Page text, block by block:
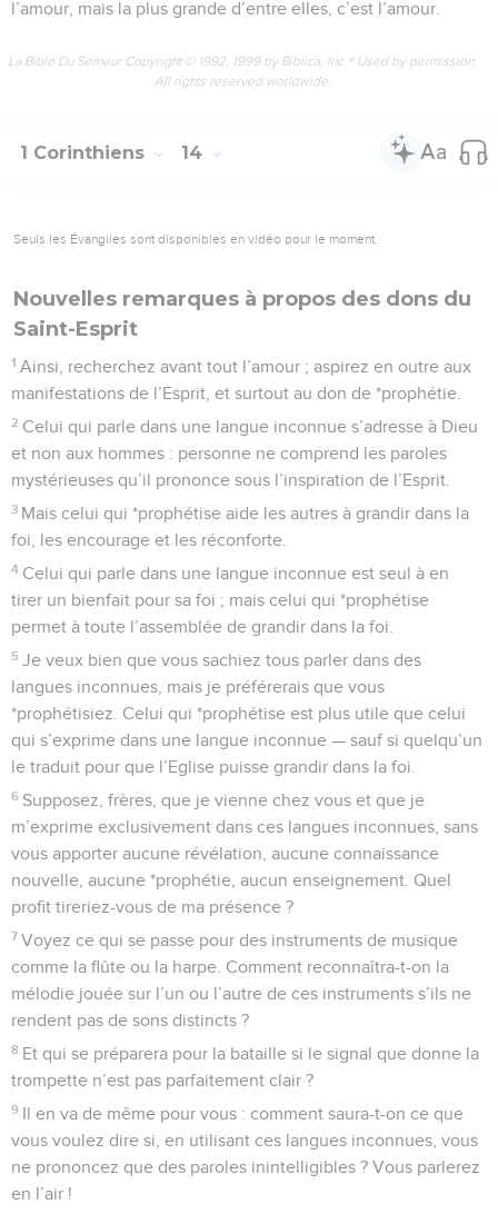
l’amour, mais la plus grande d’entre elles, c’est l’amour.
La Bible Du Semeur Copyright © 1992, 1999 by Biblica, Inc.® Used by permission.
All rights reserved worldwide.
1 Corinthiens 14
Seuls les Évangiles sont disponibles en vidéo pour le moment.
Nouvelles remarques à propos des dons du
Saint-Esprit
1 Ainsi, recherchez avant tout l’amour ; aspirez en outre aux
manifestations de l’Esprit, et surtout au don de *prophétie.
2 Celui qui parle dans une langue inconnue s’adresse à Dieu
et non aux hommes : personne ne comprend les paroles
mystérieuses qu’il prononce sous l’inspiration de l’Esprit.
3 Mais celui qui *prophétise aide les autres à grandir dans la
foi, les encourage et les réconforte.
4 Celui qui parle dans une langue inconnue est seul à en
tirer un bienfait pour sa foi ; mais celui qui *prophétise
permet à toute l’assemblée de grandir dans la foi.
5 Je veux bien que vous sachiez tous parler dans des
langues inconnues, mais je préférerais que vous
*prophétisiez. Celui qui *prophétise est plus utile que celui
qui s’exprime dans une langue inconnue — sauf si quelqu’un
le traduit pour que l’Eglise puisse grandir dans la foi.
6 Supposez, frères, que je vienne chez vous et que je
m’exprime exclusivement dans ces langues inconnues, sans
vous apporter aucune révélation, aucune connaissance
nouvelle, aucune *prophétie, aucun enseignement. Quel
profit tireriez-vous de ma présence ?
7 Voyez ce qui se passe pour des instruments de musique
comme la flûte ou la harpe. Comment reconnaîtra-t-on la
mélodie jouée sur l’un ou l’autre de ces instruments s’ils ne
rendent pas de sons distincts ?
8 Et qui se préparera pour la bataille si le signal que donne la
trompette n’est pas parfaitement clair ?
9 Il en va de même pour vous : comment saura-t-on ce que
vous voulez dire si, en utilisant ces langues inconnues, vous
ne prononcez que des paroles inintelligibles ? Vous parlerez
en l’air !